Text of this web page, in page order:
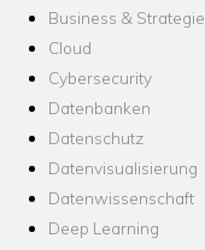
Business & Strategie
Cloud
Cybersecurity
Datenbanken
Datenschutz
Datenvisualisierung
Datenwissenschaft
Deep Learning